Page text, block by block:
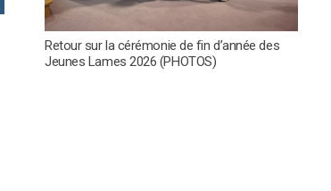
Retour sur la cérémonie de fin d’année des
Jeunes Lames 2026 (PHOTOS)